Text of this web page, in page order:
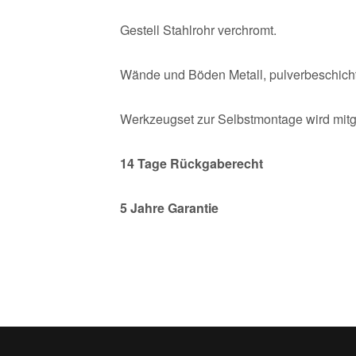
Gestell Stahlrohr verchromt.
Wände und Böden Metall,
Werkzeugset zur Selbstmontage wird
14Tage Rückgaberecht
5 Jahre Garantie